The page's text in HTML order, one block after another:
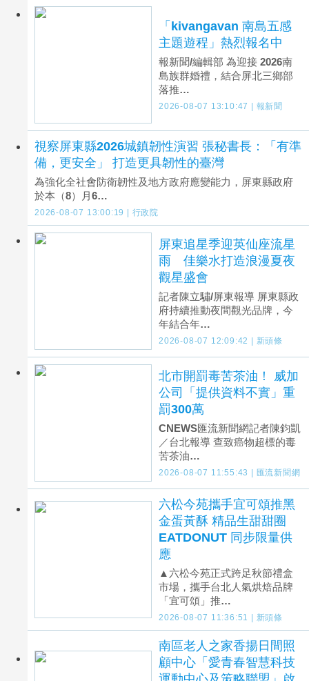
「kivangavan 南島五感
主題遊程」熱烈報名中
報新聞/編輯部 為迎接 2026南
島族群婚禮，結合屏北三鄉部
落推…
2026-08-07 13:10:47 | 報新聞
視察屏東縣2026城鎮韌性演習 張秘書長：「有準
備，更安全」 打造更具韌性的臺灣
為強化全社會防衛韌性及地方政府應變能力，屏東縣政府
於本（8）月6…
2026-08-07 13:00:19 | 行政院
屏東追星季迎英仙座流星
雨 佳樂水打造浪漫夏夜
觀星盛會
記者陳立驌/屏東報導 屏東縣政
府持續推動夜間觀光品牌，今
年結合年…
2026-08-07 12:09:42 | 新頭條
北市開罰毒苦茶油！ 威加
公司「提供資料不實」重
罰300萬
CNEWS匯流新聞網記者陳鈞凱
／台北報導 查致癌物超標的毒
苦茶油…
2026-08-07 11:55:43 | 匯流新聞網
六松今苑攜手宜可頌推黑
金蛋黃酥 精品生甜甜圈
EATDONUT 同步限量供
應
▲六松今苑正式跨足秋節禮盒
市場，攜手台北人氣烘焙品牌
「宜可頌」推…
2026-08-07 11:36:51 | 新頭條
南區老人之家香揚日間照
顧中心「愛青春智慧科技